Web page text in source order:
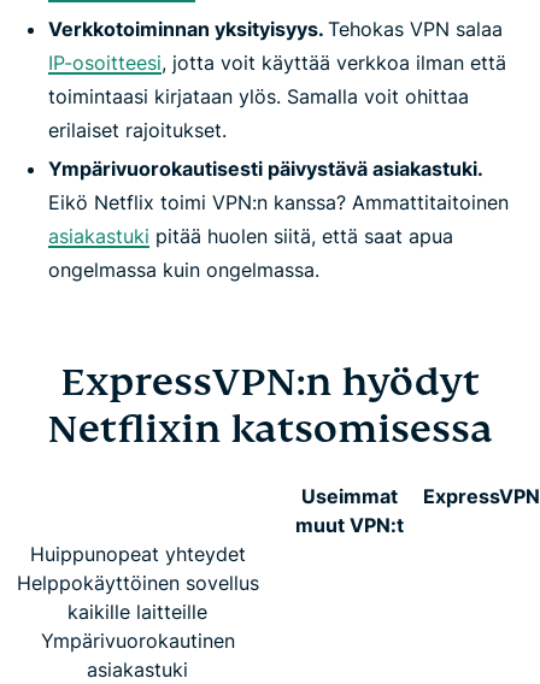
Verkkotoiminnan yksityisyys. Tehokas VPN salaa
IP-osoitteesi, jotta voit käyttää verkkoa ilman että
toimintaasi kirjataan ylös. Samalla voit ohittaa
erilaiset rajoitukset.
Ympärivuorokautisesti päivystävä asiakastuki.
Eikö Netflix toimi VPN:n kanssa? Ammattitaitoinen
asiakastuki pitää huolen siitä, että saat apua
ongelmassa kuin ongelmassa.
ExpressVPN:n hyödyt
Netflixin katsomisessa
Useimmat
muut VPN:t
ExpressVPN
Huippunopeat yhteydet
Helppokäyttöinen sovellus
kaikille laitteille
Ympärivuorokautinen
asiakastuki